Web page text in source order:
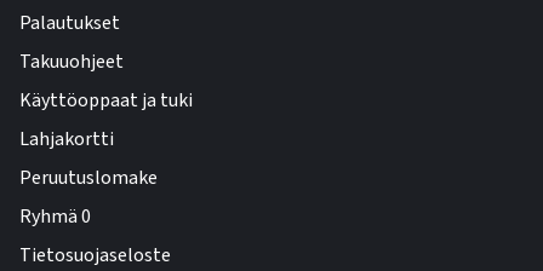
Palautukset
Takuuohjeet
Käyttöoppaat ja tuki
Lahjakortti
Peruutuslomake
Ryhmä 0
Tietosuojaseloste